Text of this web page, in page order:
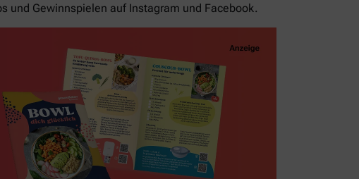
und Gewinnspielen auf Instagram und Facebook.